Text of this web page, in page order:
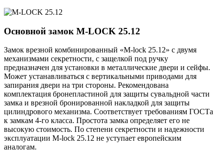
Основной замок M-LOCK 25.12
Замок врезной комбинированный «M-lock 25.12» с двумя
механизмами секретности, с защелкой под ручку
предназначен для установки в металлические двери и сейфы.
Может устанавливаться с вертикальными приводами для
запирания двери на три стороны. Рекомендована
комплектация бронепластиной для защиты сувальдной части
замка и врезной бронированной накладкой для защиты
цилиндрового механизма. Соответствует требованиям ГОСТа
к замкам 4-го класса. Простота замка определяет его не
высокую стоимость. По степени секретности и надежности
эксплуатации M-lock 25.12 не уступает европейским
аналогам.